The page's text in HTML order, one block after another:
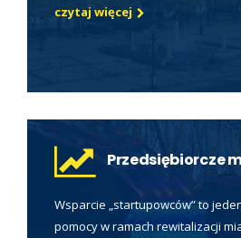
czytaj więcej
Przedsiębiorcze
Wsparcie „startupowców” to
pomocy w ramach rewitalizacji